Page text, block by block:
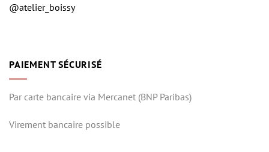
@atelier_boissy
PAIEMENT SÉCURISÉ
Par carte bancaire via Mercanet (BNP Paribas)
Virement bancaire possible